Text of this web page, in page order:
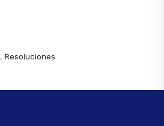
, Resoluciones